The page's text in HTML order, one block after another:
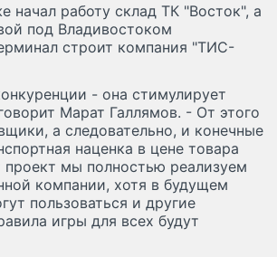
начал работу склад ТК "Восток", а
под Владивостоком
строит компания "ТИС-
- она стимулирует
Марат Галлямов. - От этого
а следовательно, и конечные
наценка в цене товара
проект мы полностью реализуем
компании, хотя в будущем
пользоваться и другие
игры для всех будут